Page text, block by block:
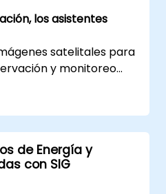
los asistentes
satelitales para
y monitoreo
de forma
de datos en
de
bajo estándares de
de Energía y
con SIG